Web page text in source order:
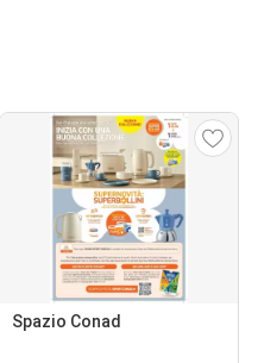
Spazio Conad